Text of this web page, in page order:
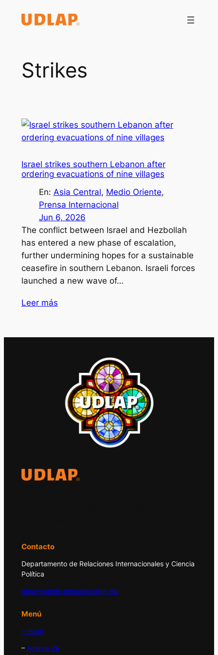
Strikes
Israel strikes southern Lebanon after
ordering evacuations of nine villages
En: Asia Central, Medio Oriente
Prensa Internacional
Jun 6, 2026
The conflict between Israel and Hezbollah
has entered a new phase of escalation,
further undermining hopes for a sustainable
ceasefire in southern Lebanon. Israeli forces
launched a new wave of…
Leer más
Contacto
Departamento de Relaciones Internacionales y Ciencia
Política
observatorio.global@udlap.mx
Menú
– Inicio
– Acerca de